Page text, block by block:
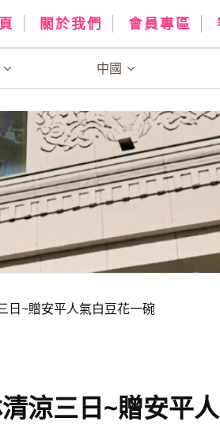
關於我們 會員專區
中國
日~贈安平人氣白豆花一碗
涼三日~贈安平